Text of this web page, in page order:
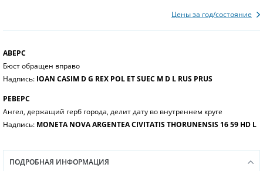
Цены за год/состояние
АВЕРС
Бюст обращен вправо
Надпись: IOAN CASIM D G REX POL ET SUEC M D L RUS PRUS
РЕВЕРС
Ангел, держащий герб города, делит дату во внутреннем круге
Надпись: MONETA NOVA ARGENTEA CIVITATIS THORUNENSIS 16 59 HD L
ПОДРОБНАЯ ИНФОРМАЦИЯ